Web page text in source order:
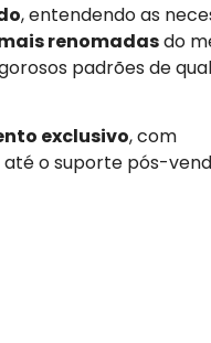
, entendendo as
renomadasdo
padrões de
exclusivo, com
o suporte pós-